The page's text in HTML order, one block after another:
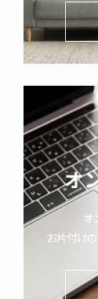
オ
オ
お片付け